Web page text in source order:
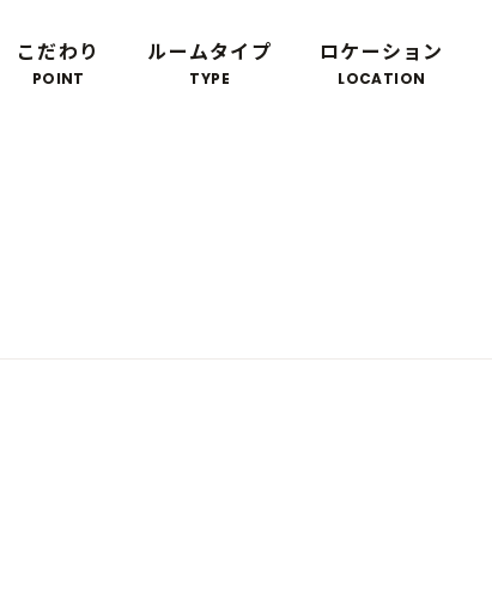
こだわり
POINT
ルームタイプ
TYPE
ロケーション
LOCATION